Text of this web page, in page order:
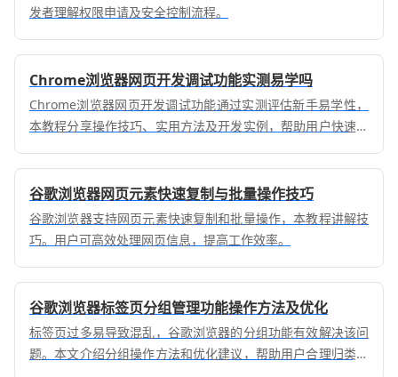
发者理解权限申请及安全控制流程。
Chrome浏览器网页开发调试功能实测易学吗
Chrome浏览器网页开发调试功能通过实测评估新手易学性，
本教程分享操作技巧、实用方法及开发实例，帮助用户快速掌
谷歌浏览器网页元素快速复制与批量操作技巧
谷歌浏览器支持网页元素快速复制和批量操作，本教程讲解技
巧。用户可高效处理网页信息，提高工作效率。
谷歌浏览器标签页分组管理功能操作方法及优化
标签页过多易导致混乱，谷歌浏览器的分组功能有效解决该问
题。本文介绍分组操作方法和优化建议，帮助用户合理归类标